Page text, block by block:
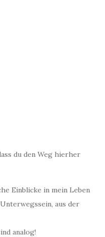
du den Weg hierher
Einblicke in mein Leben
aus der
analog!